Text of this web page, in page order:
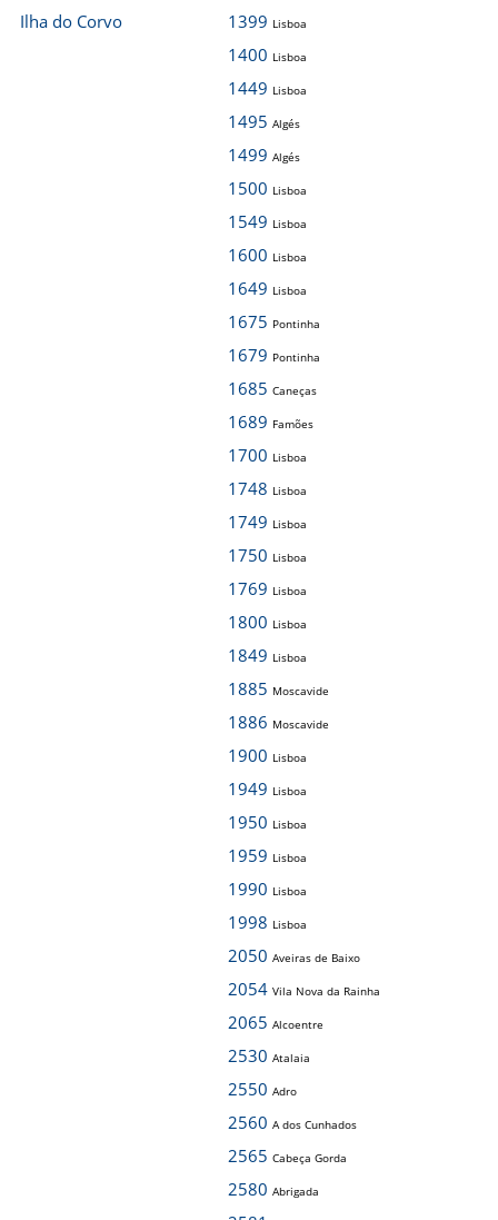
Ilha do Corvo
1399 Lisboa
1400 Lisboa
1449 Lisboa
1495 Algés
1499 Algés
1500 Lisboa
1549 Lisboa
1600 Lisboa
1649 Lisboa
1675 Pontinha
1679 Pontinha
1685 Caneças
1689 Famões
1700 Lisboa
1748 Lisboa
1749 Lisboa
1750 Lisboa
1769 Lisboa
1800 Lisboa
1849 Lisboa
1885 Moscavide
1886 Moscavide
1900 Lisboa
1949 Lisboa
1950 Lisboa
1959 Lisboa
1990 Lisboa
1998 Lisboa
2050 Aveiras de Baixo
2054 Vila Nova da Rainha
2065 Alcoentre
2530 Atalaia
2550 Adro
2560 A dos Cunhados
2565 Cabeça Gorda
2580 Abrigada